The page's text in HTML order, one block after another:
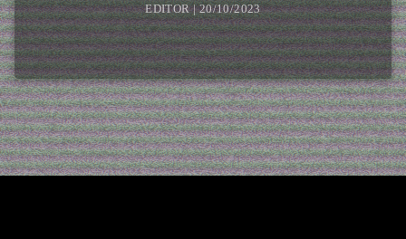
EDITOR | 20/10/2023